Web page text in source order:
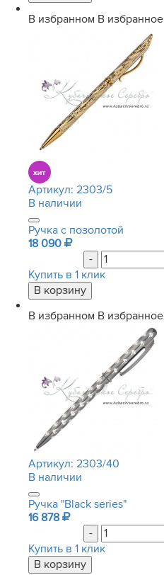
В избранном В избранное
Артикул: 2303/5
В наличии
Ручка с позолотой
18 090
-
Купить в 1 клик
В избранном В избранное
Артикул: 2303/40
В наличии
Ручка "Black series"
16 878
-
Купить в 1 клик